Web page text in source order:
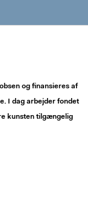
og finansieres af
I dag arbejder fondet
kunsten tilgængelig